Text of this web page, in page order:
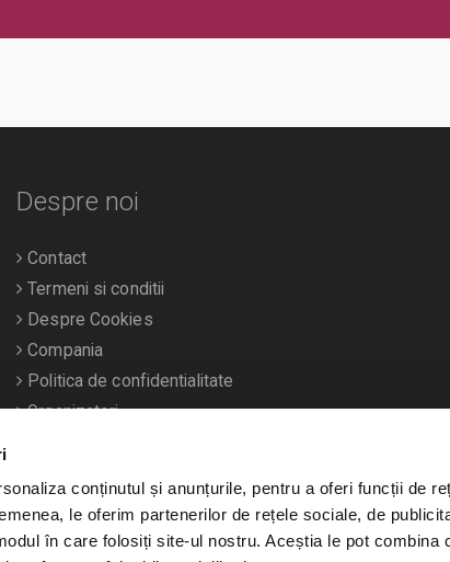
conținutul și anunțurile, pentru a oferi funcții de
le oferim partenerilor de rețele sociale, de
în care folosiți site-ul nostru. Aceștia le pot combina
Despre noi
Contact
Termeni si conditii
Despre Cookies
Compania
Politica de confidentialitate
Organizatori